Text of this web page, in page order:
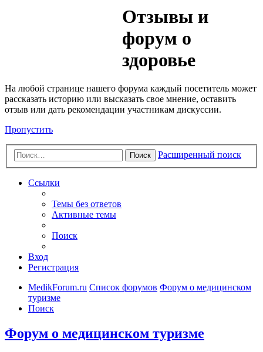
Отзывы и
форум о
здоровье
На любой странице нашего форума каждый посетитель может
рассказать историю или высказать свое мнение, оставить
отзыв или дать рекомендации участникам дискуссии.
Пропустить
Поиск Расширенный поиск
Ссылки
Темы без ответов
Активные темы
Поиск
Вход
Регистрация
MedikForum.ru Список форумов Форум о медицинском
туризме
Поиск
Форум о медицинском туризме